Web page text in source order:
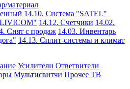
материал
14.10. Система "SATEL"
14.12. Счетчики 14.02.
Снят с продаж 14.03. Инвентарь
14.13. Сплит-системы и климат
Усилители Ответвители
Мультисвитчи Прочее ТВ